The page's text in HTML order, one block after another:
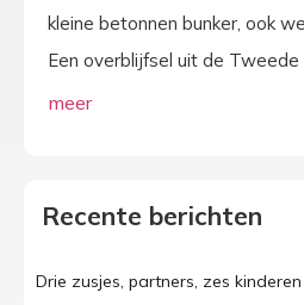
kleine betonnen bunker, ook
Een overblijfsel uit de Tweede
Recente berichten
Drie zusjes, partners, zes